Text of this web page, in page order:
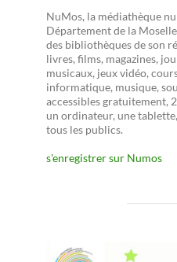
NuMos, la médiathèque
Département de la
des bibliothèques de son
livres, films, magazines,
musicaux, jeux vidéo,
informatique, musique,
accessibles gratuitement,
un ordinateur, une
tous les publics.
s'enregistrer sur Numos